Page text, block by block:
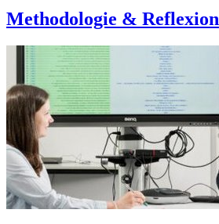
Methodologie & Reflexion